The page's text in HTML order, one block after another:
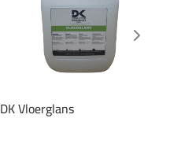
DK Vloerglans